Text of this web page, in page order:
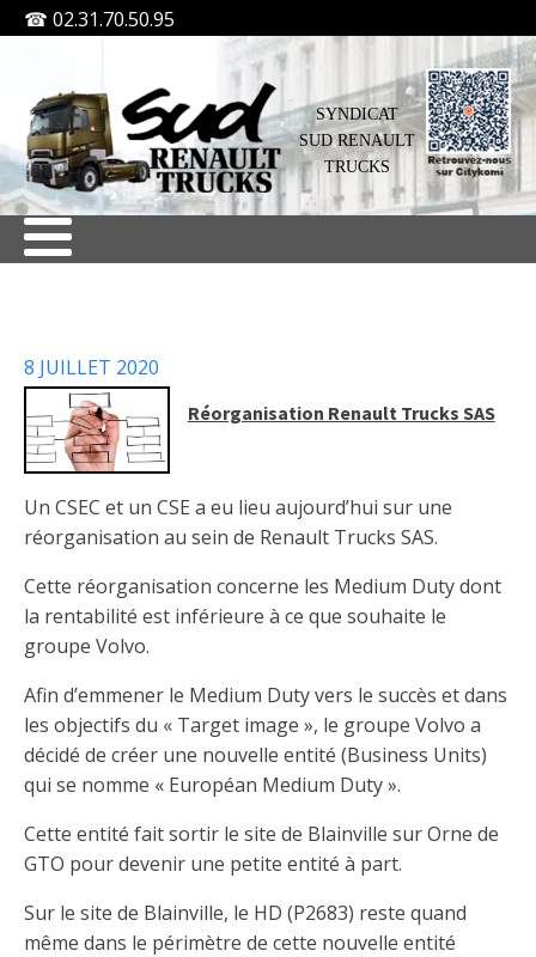
☎ 02.31.70.50.95
SYNDICAT
SUD RENAULT
TRUCKS
8 JUILLET 2020
Réorganisation Renault Trucks SAS
Un CSEC et un CSE a eu lieu aujourd’hui sur une
réorganisation au sein de Renault Trucks SAS.
Cette réorganisation concerne les Medium Duty dont
la rentabilité est inférieure à ce que souhaite le
groupe Volvo.
Afin d’emmener le Medium Duty vers le succès et dans
les objectifs du « Target image », le groupe Volvo a
décidé de créer une nouvelle entité (Business Units)
qui se nomme « Européan Medium Duty ».
Cette entité fait sortir le site de Blainville sur Orne de
GTO pour devenir une petite entité à part.
Sur le site de Blainville, le HD (P2683) reste quand
même dans le périmètre de cette nouvelle entité